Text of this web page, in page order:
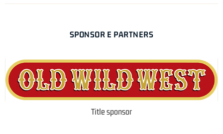
SPONSOR E PARTNERS
Title sponsor